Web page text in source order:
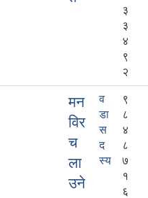
३
३
४
९
२
मन
विर
च
ला
उने
व
डा
स
द
स्य
९
८
४
८
७
१
६